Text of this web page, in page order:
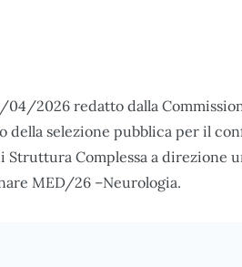
04/2026 redatto dalla
della selezione pubblica per il
Complessa a direzione
MED/26 –Neurologia.